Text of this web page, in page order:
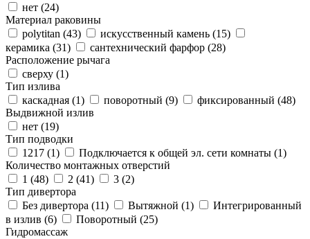
нет (24)
Материал раковины
polytitan (43) искусственный камень (15)
керамика (31) сантехнический фарфор (28)
Расположение рычага
сверху (1)
Тип излива
каскадная (1) поворотный (9) фиксированный (48)
Выдвижной излив
нет (19)
Тип подводки
1217 (1) Подключается к общей эл. сети комнаты (1)
Количество монтажных отверстий
1 (48) 2 (41) 3 (2)
Тип дивертора
Без дивертора (11) Вытяжной (1)
Интегрированный
в излив (6) Поворотный (25)
Гидромассаж